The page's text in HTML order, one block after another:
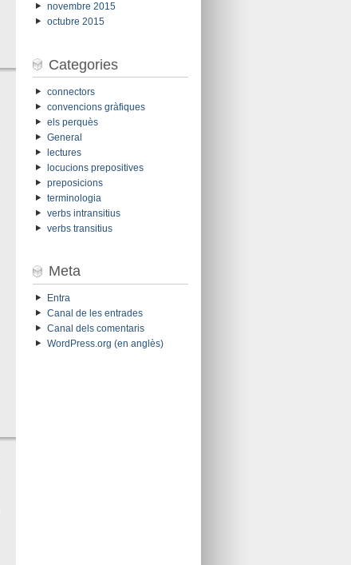
novembre 2015
octubre 2015
Categories
connectors
convencions gràfiques
els perquès
General
lectures
locucions prepositives
preposicions
terminologia
verbs intransitius
verbs transitius
Meta
Entra
Canal de les entrades
Canal dels comentaris
WordPress.org (en anglès)